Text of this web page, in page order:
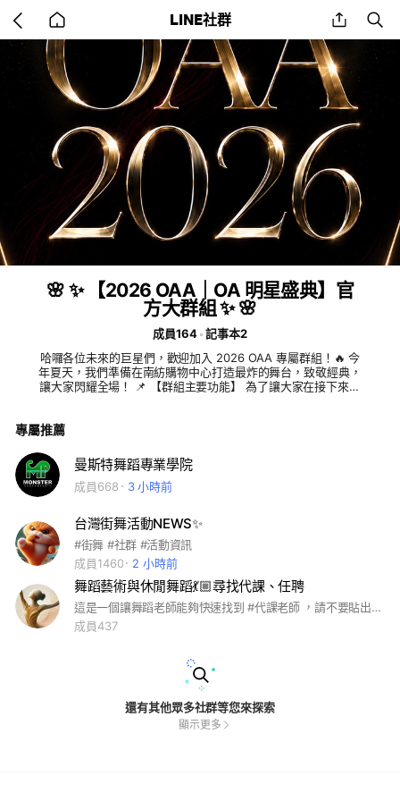
back
to
LINE社群 share
🌸 ✨ 【2026 OAA｜OA 明星盛典】官
方大群組 ✨ 🌸
成員164
記事本2
哈囉各位未來的巨星們，歡迎加入 2026 OAA 專屬群組！🔥 今
年夏天，我們準備在南紡購物中心打造最炸的舞台，致敬經典，
讓大家閃耀全場！ 📌 【群組主要功能】 為了讓大家在接下來的
邊領取資訊。 • 🎬 驗收與紀錄影片： 各班的「一驗影片」與
習、抓動作。 • 🗓️ 時程與場地更新： 確保大家不會錯過任何重
要的彩排與集合時間。 💡 【群組小默契】 • 版面留給重要資
訊： 看到官方發布的公告或影片，請善用「表情符號 (點愛心/
按讚)」回應已讀即可，盡量減少傳送貼圖，以免重要訊息被洗
掉喔！ 🔥 【重要時程快筆記】 • 04 / 06｜正式開訓 (排練地
點：WOAH! OA 永康館) • 05 / 03｜一驗 (影片驗收) • 05 / 31
｜總驗收 (全體教室大驗收) • 06 / 14｜👑 正式演出 (台南南紡
購物中心・戶外廣場) 準備好你的態度，把狀態調整到最好，我
們排練室見！ 有任何行政或繳費問題，請私訊 OA STUDIO 官
方 LINE 處理喔。😎
專屬推薦
曼斯特舞蹈專業學院
成員668 3 小時前
台灣街舞活動NEWS✨
#街舞 #社群 #活動資訊
成員1460
2 小時前
舞蹈藝術與休閒舞蹈💃🏼尋找代課、任聘
這是一個讓舞蹈老師能夠快速找到 #代課老師 ，請不要貼出與舞蹈無關的任何資訊，如有違規立馬踢除，敬請配合，謝謝🙏🏼
成員437
還有其他眾多社群等您來探索
顯示更多